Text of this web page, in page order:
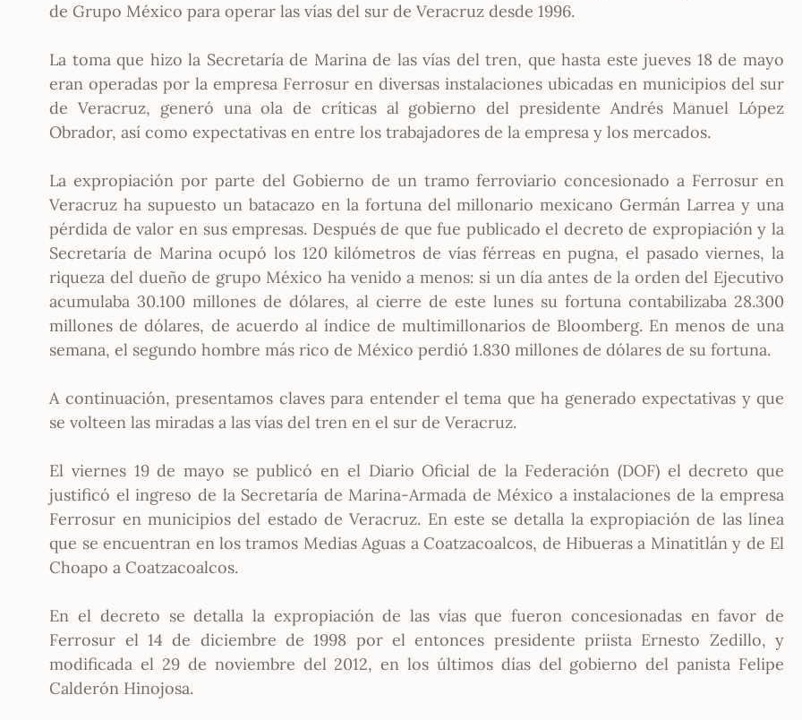
de Grupo México para operar las vías del sur de Veracruz desde 1996.
La toma que hizo la Secretaría de Marina de las vías del tren, que hasta este jueves 18 de mayo
eran operadas por la empresa Ferrosur en diversas instalaciones ubicadas en municipios del sur
de Veracruz, generó una ola de críticas al gobierno del presidente Andrés Manuel López
Obrador, así como expectativas en entre los trabajadores de la empresa y los mercados.
La expropiación por parte del Gobierno de un tramo ferroviario concesionado a Ferrosur en
Veracruz ha supuesto un batacazo en la fortuna del millonario mexicano Germán Larrea y una
pérdida de valor en sus empresas. Después de que fue publicado el decreto de expropiación y la
Secretaría de Marina ocupó los 120 kilómetros de vías férreas en pugna, el pasado viernes, la
riqueza del dueño de grupo México ha venido a menos: si un día antes de la orden del Ejecutivo
acumulaba 30.100 millones de dólares, al cierre de este lunes su fortuna contabilizaba 28.300
millones de dólares, de acuerdo al índice de multimillonarios de Bloomberg. En menos de una
semana, el segundo hombre más rico de México perdió 1.830 millones de dólares de su fortuna.
A continuación, presentamos claves para entender el tema que ha generado expectativas y que
se volteen las miradas a las vías del tren en el sur de Veracruz.
El viernes 19 de mayo se publicó en el Diario Oficial de la Federación (DOF) el decreto que
justificó el ingreso de la Secretaría de Marina-Armada de México a instalaciones de la empresa
Ferrosur en municipios del estado de Veracruz. En este se detalla la expropiación de las línea
que se encuentran en los tramos Medias Aguas a Coatzacoalcos, de Hibueras a Minatitlán y de El
Choapo a Coatzacoalcos.
En el decreto se detalla la expropiación de las vías que fueron concesionadas en favor de
Ferrosur el 14 de diciembre de 1998 por el entonces presidente priista Ernesto Zedillo, y
modificada el 29 de noviembre del 2012, en los últimos días del gobierno del panista Felipe
Calderón Hinojosa.